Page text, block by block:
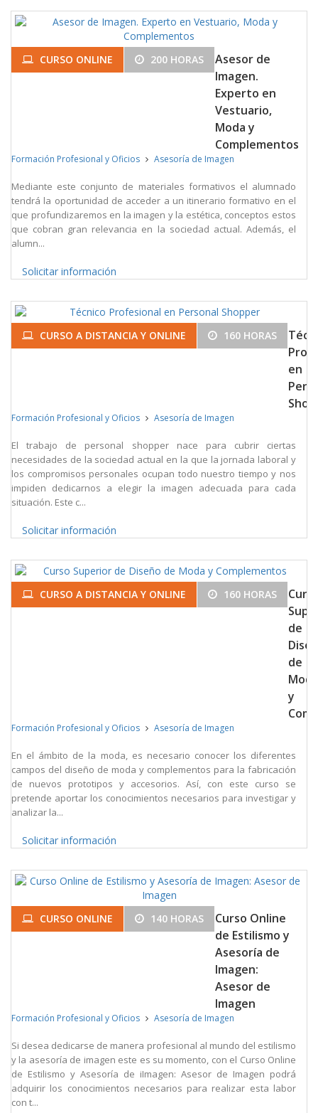
CURSO ONLINE 200 HORAS
Asesor de
Imagen.
Experto en
Vestuario,
Moda y
Complementos
Formación Profesional y Oficios Asesoría de Imagen
Mediante este conjunto de materiales formativos el alumnado
tendrá la oportunidad de acceder a un itinerario formativo en el
que profundizaremos en la imagen y la estética, conceptos estos
que cobran gran relevancia en la sociedad actual. Además, el
alumn...
Solicitar información
CURSO A DISTANCIA Y ONLINE 160 HORAS
en
Formación Profesional y Oficios Asesoría de Imagen
El trabajo de personal shopper nace para cubrir ciertas
necesidades de la sociedad actual en la que la jornada laboral y
los compromisos personales ocupan todo nuestro tiempo y nos
impiden dedicarnos a elegir la imagen adecuada para cada
situación. Este c...
Solicitar información
CURSO A DISTANCIA Y ONLINE 160 HORAS
de
de
Moda
y
Formación Profesional y Oficios Asesoría de Imagen
En el ámbito de la moda, es necesario conocer los diferentes
campos del diseño de moda y complementos para la fabricación
de nuevos prototipos y accesorios. Así, con este curso se
pretende aportar los conocimientos necesarios para investigar y
analizar la...
Solicitar información
CURSO ONLINE 140 HORAS
Curso Online
de Estilismo y
Asesoría de
Imagen:
Asesor de
Imagen
Formación Profesional y Oficios Asesoría de Imagen
Si desea dedicarse de manera profesional al mundo del estilismo
y la asesoría de imagen este es su momento, con el Curso Online
de Estilismo y Asesoría de iImagen: Asesor de Imagen podrá
adquirir los conocimientos necesarios para realizar esta labor
con t...